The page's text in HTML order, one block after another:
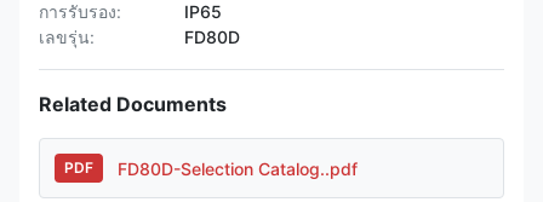
การรับรอง:
IP65
เลขรุ่น:
FD80D
Related Documents
PDF FD80D-Selection Catalog..pdf